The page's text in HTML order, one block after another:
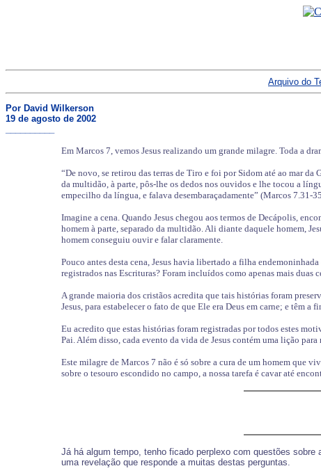
Arquivo do
Por David Wilkerson
19 de agosto de 2002
Em Marcos 7, vemos Jesus realizando um grande milagre. Toda a
“De novo, se retirou das terras de Tiro e foi por Sidom até ao mar
da multidão, à parte, pôs-lhe os dedos nos ouvidos e lhe tocou a
empecilho da língua, e falava desembaraçadamente” (Marcos 7.31-
Imagine a cena. Quando Jesus chegou aos termos de Decápolis,
homem à parte, separado da multidão. Ali diante daquele homem,
homem conseguiu ouvir e falar claramente.
Pouco antes desta cena, Jesus havia libertado a filha
registrados nas Escrituras? Foram incluídos como apenas mais duas
A grande maioria dos cristãos acredita que tais histórias foram
Jesus, para estabelecer o fato de que Ele era Deus em carne; e têm
Eu acredito que estas histórias foram registradas por todos estes
Pai. Além disso, cada evento da vida de Jesus contém uma lição
Este milagre de Marcos 7 não é só sobre a cura de um homem que
sobre o tesouro escondido no campo, a nossa tarefa é cavar até
Já há algum tempo, tenho ficado perplexo com questões
uma revelação que responde a muitas destas perguntas.